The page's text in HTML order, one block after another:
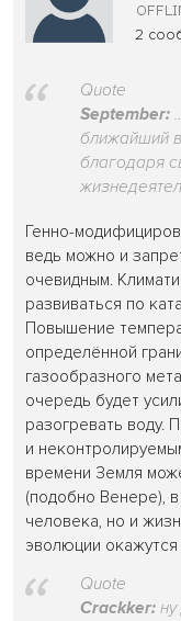
2
Quote
September:
ближайший
благодаря
Генно-
ведь можно и
очевидным.
развиваться по
Повышение
определённой
газообразного
очередь будет
разогревать воду.
и
времени Земля
(подобно Венере),
человека, но и
эволюции
Quote
Crackker: